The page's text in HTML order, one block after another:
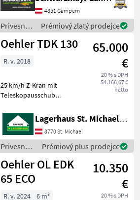
hmotnosťou 14to - s
pneumatickými brzdami - s
tandemovou nápravou - s 3
4851 Gampern
Privesné
vozíky /
Oehler
Prémiový zlatý prodejce
Oehler TDK 130
65.000
€
20 % s DPH
54.166,67 €
netto
R. v. 2018
25 km/h Z-Kran mit
Teleskopausschub
down Stützen 4 Rungen
Kombibremse Druckluft
und hydraulisch <b>
<u>„Privatverkauf"</u><
Lagerhaus St. Michael ob Leoben eGen
8770 St. Michael
Privesné
vozíky /
Oehler
Prémiový plus prodejce
Oehler OL EDK
65 ECO
10.350
€
20 % s DPH
R. v. 2024
6 m³